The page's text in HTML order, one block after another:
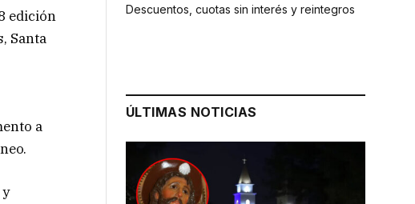
edición
Santa
a
Descuentos, cuotas sin interés y reintegros
ÚLTIMAS NOTICIAS